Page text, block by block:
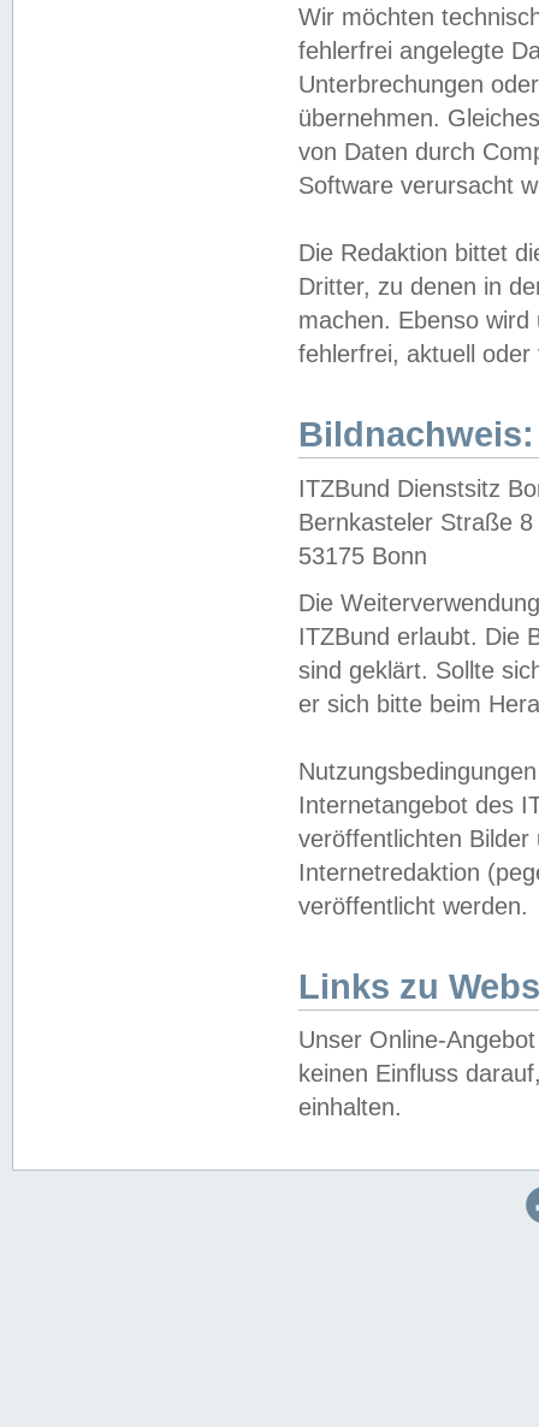
Wir möchten
fehlerfrei angelegte
Unterbrechungen
übernehmen.
von Daten durch
Software verursacht
Die Redaktion bittet
Dritter, zu denen in
machen. Ebenso
fehlerfrei, aktuell oder
Bildnachweis:
ITZBund Dienstsitz
Bernkasteler Straße 8
53175 Bonn
Die
ITZBund erlaubt. Die
sind geklärt. Sollte
er sich bitte beim
Internetangebot des
veröffentlichten
Internetredaktion
veröffentlicht werden.
Links zu
Unser Online-
keinen Einfluss
einhalten.